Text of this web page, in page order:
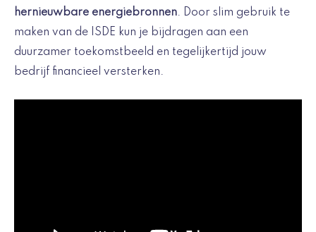
hernieuwbare energiebronnen. Door slim gebruik te
maken van de ISDE kun je bijdragen aan een
duurzamer toekomstbeeld en tegelijkertijd jouw
bedrijf financieel versterken.